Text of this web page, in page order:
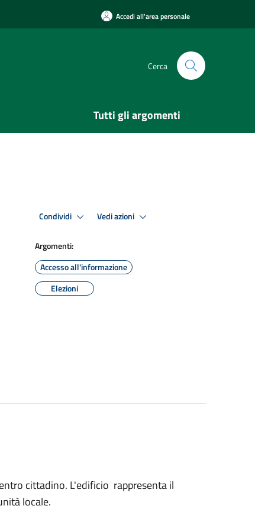
Accedi all'area personale
Cerca
Tutti gli argomenti
Condividi Vedi azioni
Argomenti:
Accesso all'informazione
Elezioni
cittadino. L'edificio rappresenta il
locale.